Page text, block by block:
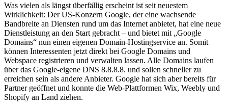
Was vielen als längst überfällig erscheint ist seit neuestem
Wirklichkeit: Der US-Konzern Google, der eine wachsende
Bandbreite an Diensten rund um das Internet anbietet, hat eine neue
Dienstleistung an den Start gebracht – und bietet mit „Google
Domains“ nun einen eigenen Domain-Hostingservice an. Somit
können Interessenten jetzt direkt bei Google Domains und
Webspace registrieren und verwalten lassen. Alle Domains laufen
über das Google-eigene DNS 8.8.8.8. und sollen schneller zu
erreichen sein als andere Anbieter. Google hat sich aber bereits für
Partner geöffnet und konnte die Web-Plattformen Wix, Weebly und
Shopify an Land ziehen.